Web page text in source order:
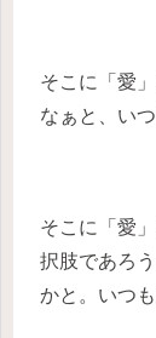
そこに「愛
なぁと、い
そこに「愛
択肢であろ
かと。いつ